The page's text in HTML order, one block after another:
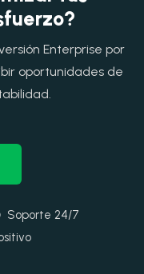
Enterprise por
oportunidades de
Soporte 24/7